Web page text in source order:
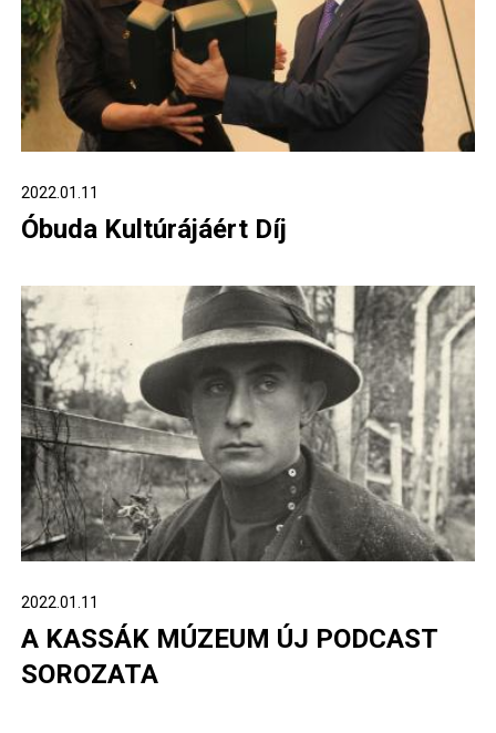
2022.01.11
Óbuda Kultúrájáért Díj
2022.01.11
A KASSÁK MÚZEUM ÚJ PODCAST
SOROZATA